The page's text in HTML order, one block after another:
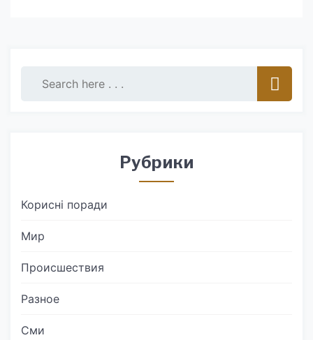
Рубрики
Корисні поради
Мир
Происшествия
Разное
Сми